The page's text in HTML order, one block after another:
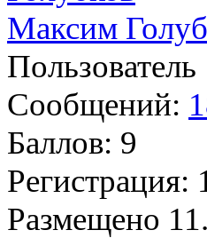
Максим
Пользователь
Сообщений:
Баллов: 9
Регистрация:
Размещено